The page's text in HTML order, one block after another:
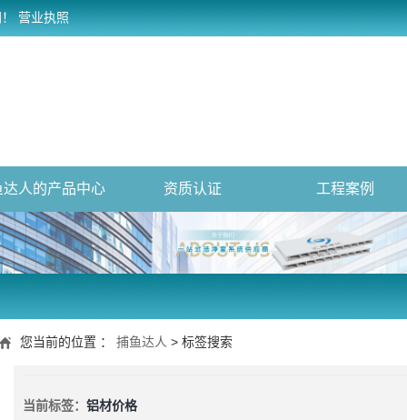
营业执照
达人的产品中心 资质认证 工程案例
您当前的位置 ： 捕鱼达人 > 标签搜索
当前标签： 铝材价格